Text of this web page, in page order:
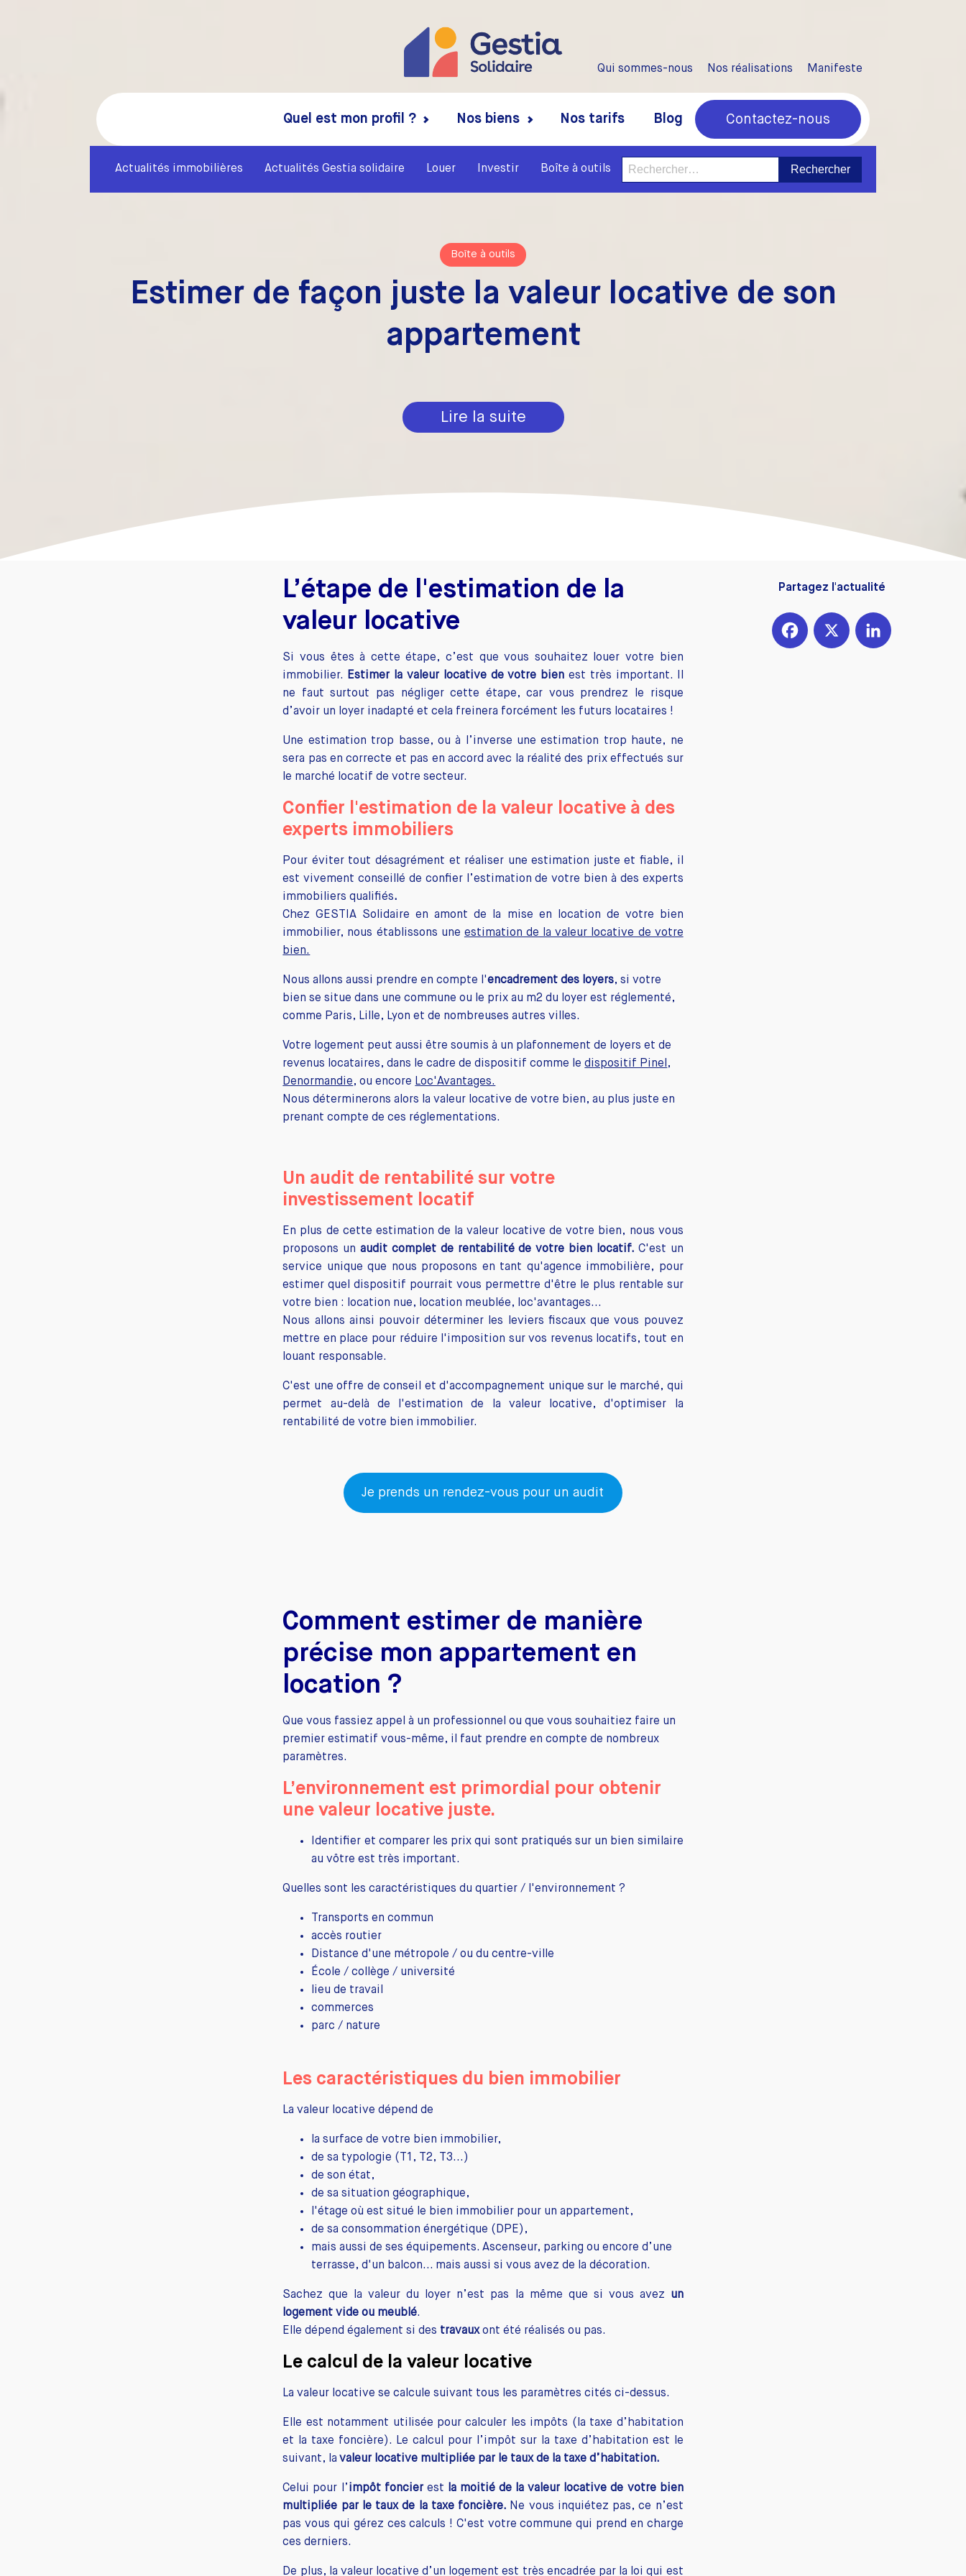
Qui sommes-nous Nos réalisations Manifeste
Quel est mon profil ? Nos biens Nos tarifs Blog Contactez-nous
Actualités immobilières Actualités Gestia solidaire Louer Investir Boîte à outils Rechercher :
Boîte à outils
Estimer de façon juste la valeur locative de son
appartement
Lire la suite
L’étape de l'estimation de la
valeur locative
Si vous êtes à cette étape, c’est que vous souhaitez louer votre bien
immobilier. Estimer la valeur locative de votre bien est très important. Il
ne faut surtout pas négliger cette étape, car vous prendrez le risque
d’avoir un loyer inadapté et cela freinera forcément les futurs locataires !
Une estimation trop basse, ou à l’inverse une estimation trop haute, ne
sera pas en correcte et pas en accord avec la réalité des prix effectués sur
le marché locatif de votre secteur.
Confier l'estimation de la valeur locative à des
experts immobiliers
Pour éviter tout désagrément et réaliser une estimation juste et fiable, il
est vivement conseillé de confier l’estimation de votre bien à des experts
immobiliers qualifiés.
Chez GESTIA Solidaire en amont de la mise en location de votre bien
immobilier, nous établissons une estimation de la valeur locative de votre
bien.
Nous allons aussi prendre en compte l'encadrement des loyers, si votre
bien se situe dans une commune ou le prix au m2 du loyer est réglementé,
comme Paris, Lille, Lyon et de nombreuses autres villes.
Votre logement peut aussi être soumis à un plafonnement de loyers et de
revenus locataires, dans le cadre de dispositif comme ledispositif Pinel,
Denormandie, ou encore Loc'Avantages.
Nous déterminerons alors la valeur locative de votre bien, au plus juste en
prenant compte de ces réglementations.
Un audit de rentabilité sur votre
investissement locatif
En plus de cette estimation de la valeur locative de votre bien, nous vous
proposons unaudit complet de rentabilité de votre bien locatif. C'est un
service unique que nous proposons en tant qu'agence immobilière, pour
estimer quel dispositif pourrait vous permettre d'être le plus rentable sur
votre bien : location nue, location meublée, loc'avantages...
Nous allons ainsi pouvoir déterminer les leviers fiscaux que vous pouvez
mettre en place pour réduire l'imposition sur vos revenus locatifs, tout en
louant responsable.
C'est une offre de conseil et d'accompagnement unique sur le marché, qui
permet au-delà de l'estimation de la valeur locative, d'optimiser la
rentabilité de votre bien immobilier.
Je prends un rendez-vous pour un audit
Comment estimer de manière
précise mon appartement en
location ?
Que vous fassiez appel à un professionnel ou que vous souhaitiez faire un
premier estimatif vous-même, il faut prendre en compte de nombreux
paramètres.
L’environnement est primordial pour obtenir
une valeur locative juste.
Identifier et comparer les prix qui sont pratiqués sur un bien similaire
au vôtre est très important.
Quelles sont les caractéristiques du quartier / l'environnement ?
Transports en commun
accès routier
Distance d'une métropole / ou du centre-ville
École / collège / université
lieu de travail
commerces
parc / nature
Les caractéristiques du bien immobilier
La valeur locative dépend de
la surface de votre bien immobilier,
de sa typologie (T1, T2, T3...)
de son état,
de sa situation géographique,
l'étage où est situé le bien immobilier pour un appartement,
de sa consommation énergétique (DPE),
mais aussi de ses équipements. Ascenseur, parking ou encore d’une
terrasse, d'un balcon... mais aussi si vous avez de la décoration.
Sachez que la valeur du loyer n’est pas la même que si vous avez un
logement vide ou meublé.
Elle dépend également si des travauxont été réalisés ou pas.
Le calcul de la valeur locative
La valeur locative se calcule suivant tous les paramètres cités ci-dessus.
Elle est notamment utilisée pour calculer les impôts (la taxe d’habitation
et la taxe foncière). Le calcul pour l’impôt sur la taxe d’habitation est le
suivant, lavaleur locative multipliée par le taux de la taxe d’habitation.
Celui pour l’impôt foncierest la moitié de la valeur locative de votre bien
multipliée par le taux de la taxe foncière. Ne vous inquiétez pas, ce n’est
pas vous qui gérez ces calculs ! C'est votre commune qui prend en charge
ces derniers.
De plus, la valeur locative d’un logement est très encadrée par la loi qui est
Partagez l'actualité
FacebookX